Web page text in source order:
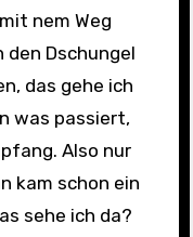
nem Weg
Dschungel
das gehe ich
was passiert,
Also nur
kam schon ein
sehe ich da?